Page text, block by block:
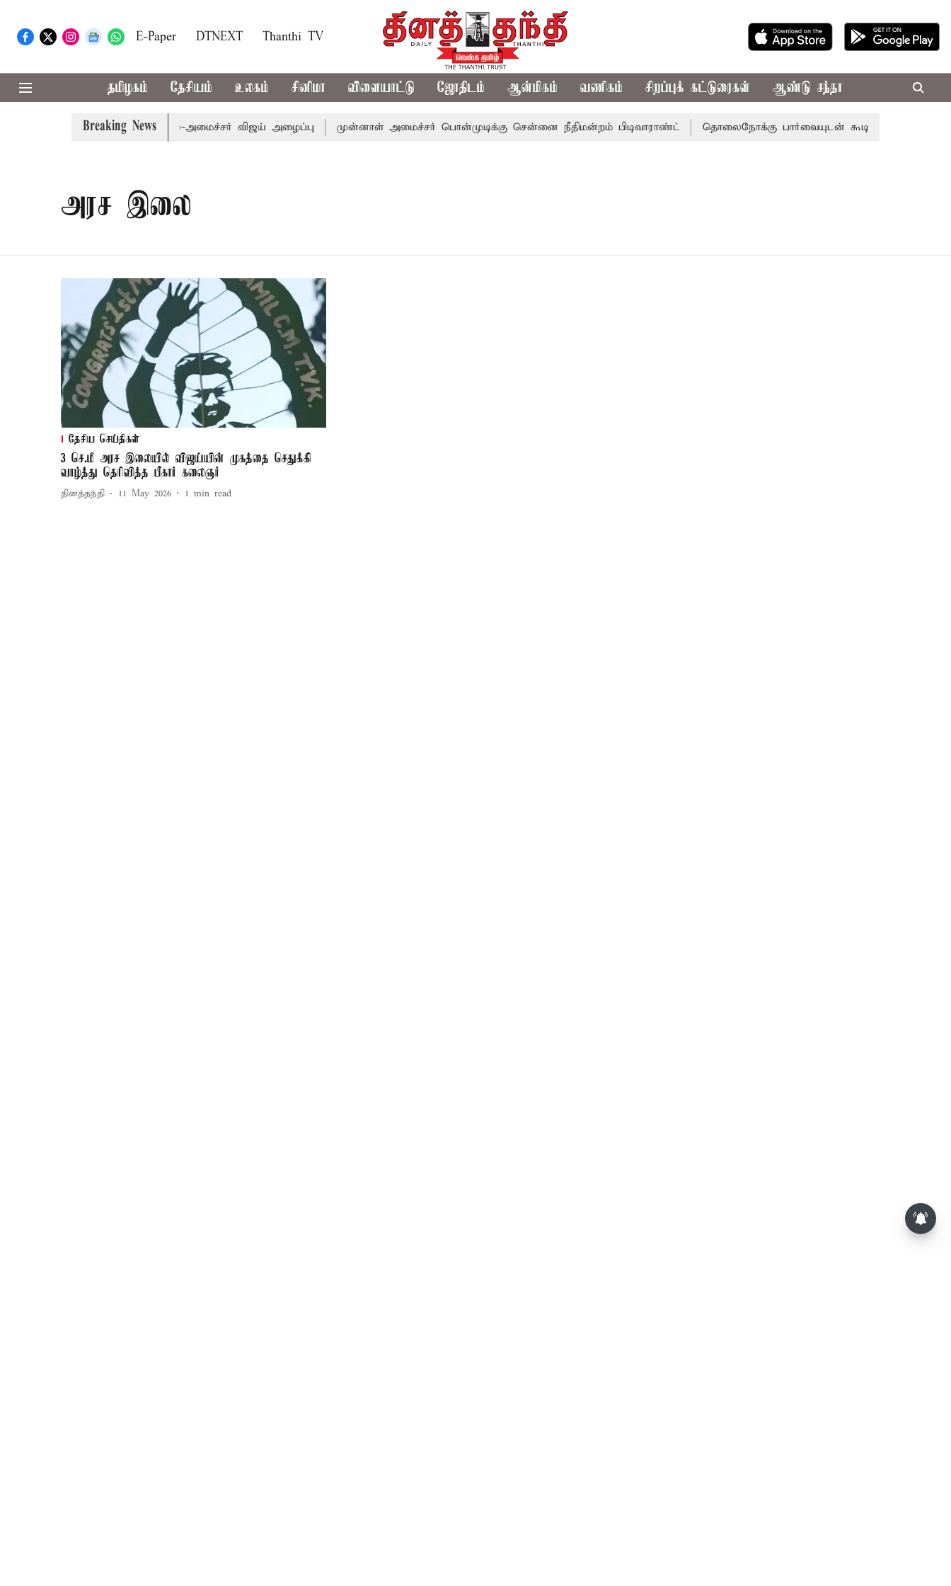
E-Paper DTNEXT Thanthi TV
தமிழகம் தேசியம் உலகம் சினிமா விளையாட்டு ஜோதிடம் ஆன்மிகம் வணிகம் சிறப்புக் கட்டுரைகள் ஆண்டு சந்தா
Breaking News
எம்.பி.க்கள் கூட்டத்துக்கு முதல்-அமைச்சர் விஜய் அழைப்பு முன்னாள் அமைச்சர் பொன்முடிக்கு சென்னை நீதிமன்றம் பிடிவாராண்ட் தொலைநோக்கு பார்வையுடன் கூடிய வேளாண்
அரச இலை
தேசிய செய்திகள்
3 செ.மீ அரச இலையில் விஜய்யின் முகத்தை செதுக்கி
வாழ்த்து தெரிவித்த பீகார் கலைஞர்
தினத்தந்தி 11 May 2026 1 min read